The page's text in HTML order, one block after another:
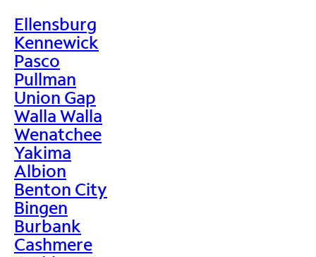
Ellensburg
Kennewick
Pasco
Pullman
Union Gap
Walla Walla
Wenatchee
Yakima
Albion
Benton City
Bingen
Burbank
Cashmere